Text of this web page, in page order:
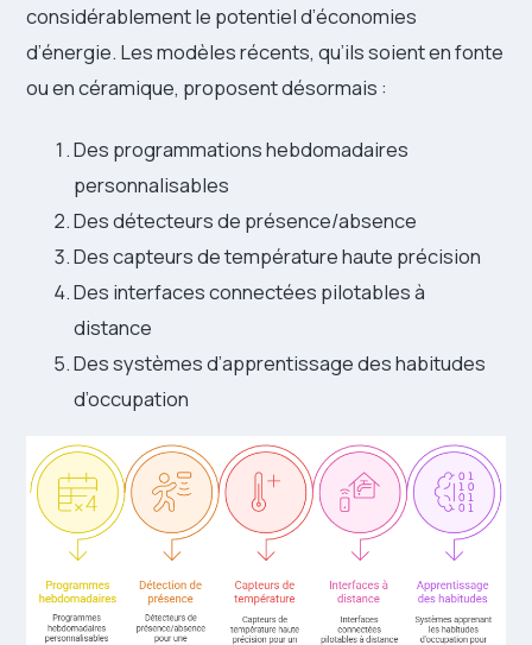
considérablement le potentiel d’économies
d’énergie. Les modèles récents, qu’ils soient en fonte
ou en céramique, proposent désormais :
Des programmations hebdomadaires
personnalisables
Des détecteurs de présence/absence
Des capteurs de température haute précision
Des interfaces connectées pilotables à
distance
Des systèmes d’apprentissage des habitudes
d’occupation